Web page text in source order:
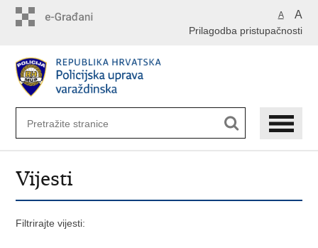
A A
Prilagodba pristupačnosti
Vijesti
Filtrirajte vijesti: